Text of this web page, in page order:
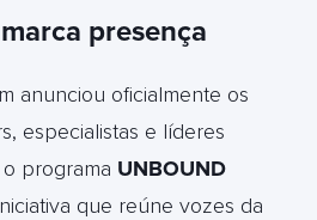
presença
anunciou oficialmente os
especialistas e líderes
programa UNBOUND
que reúne vozes da